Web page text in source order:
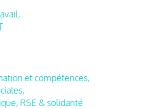
et compétences,
RSE & solidarité